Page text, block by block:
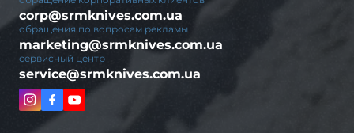
corp@srmknives.com.ua
обращения по вопросам рекламы
marketing@srmknives.com.ua
сервисный центр
service@srmknives.com.ua